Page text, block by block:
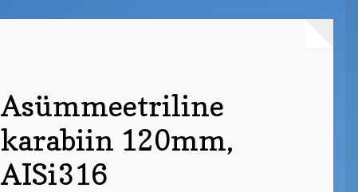
Asümmeetriline
karabiin 120mm,
AISi316